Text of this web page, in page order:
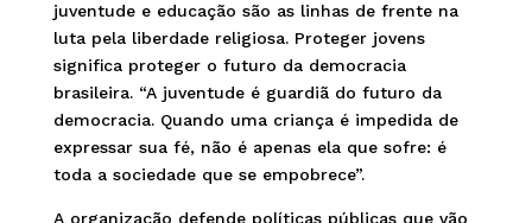
juventude e educação são as linhas de frente na
luta pela liberdade religiosa. Proteger jovens
significa proteger o futuro da democracia
brasileira. “A juventude é guardiã do futuro da
democracia. Quando uma criança é impedida de
expressar sua fé, não é apenas ela que sofre: é
toda a sociedade que se empobrece”.
A organização defende políticas públicas que vão